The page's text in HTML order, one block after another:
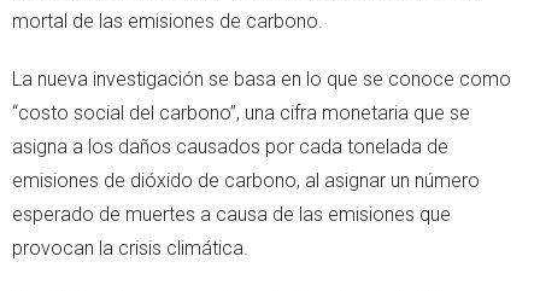
mortal de las emisiones de carbono.
La nueva investigación se basa en lo que se conoce como
“costo social del carbono”, una cifra monetaria que se
asigna a los daños causados por cada tonelada de
emisiones de dióxido de carbono, al asignar un número
esperado de muertes a causa de las emisiones que
provocan la crisis climática.